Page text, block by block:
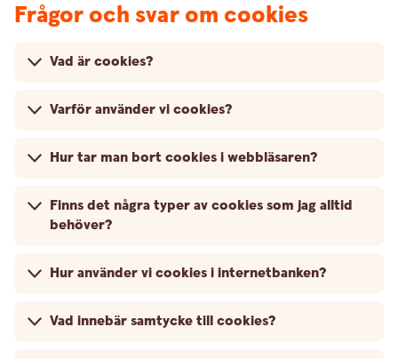
Frågor och svar om cookies
Vad är cookies?
Varför använder vi cookies?
Hur tar man bort cookies i webbläsaren?
Finns det några typer av cookies som jag alltid
behöver?
Hur använder vi cookies i internetbanken?
Vad innebär samtycke till cookies?